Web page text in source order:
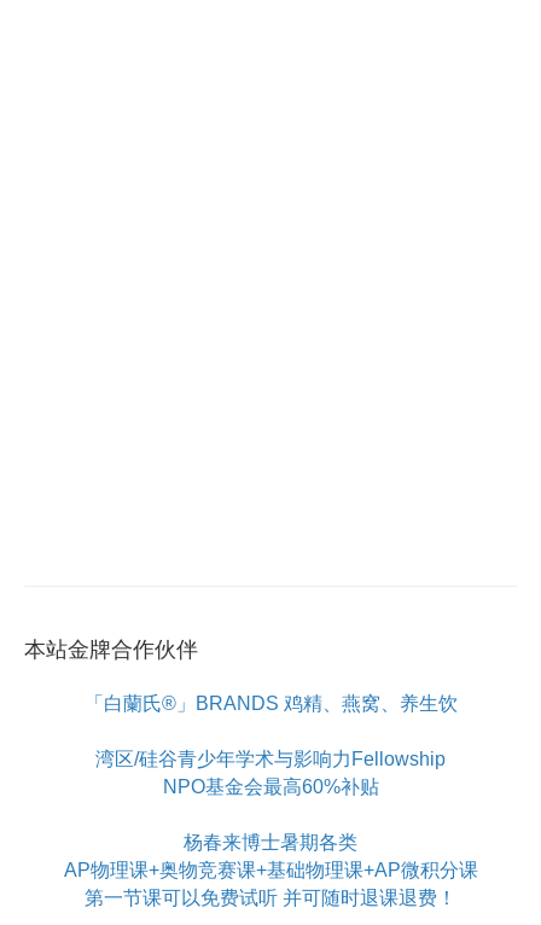
本站金牌合作伙伴
「白蘭氏®」BRANDS 鸡精、燕窝、养生饮
湾区/硅谷青少年学术与影响力Fellowship
NPO基金会最高60%补贴
杨春来博士暑期各类
AP物理课+奥物竞赛课+基础物理课+AP微积分课
第一节课可以免费试听 并可随时退课退费！